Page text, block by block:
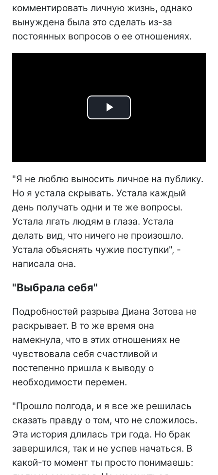
комментировать личную жизнь, однако
вынуждена была это сделать из-за
постоянных вопросов о ее отношениях.
Play
"Я не люблю выносить личное на публику.
Но я устала скрывать. Устала каждый
день получать одни и те же вопросы.
Устала лгать людям в глаза. Устала
делать вид, что ничего не произошло.
Устала объяснять чужие поступки", -
написала она.
"Выбрала себя"
Подробностей разрыва Диана Зотова не
раскрывает. В то же время она
намекнула, что в этих отношениях не
чувствовала себя счастливой и
постепенно пришла к выводу о
необходимости перемен.
"Прошло полгода, и я все же решилась
сказать правду о том, что не сложилось.
Эта история длилась три года. Но брак
завершился, так и не успев начаться. В
какой-то момент ты просто понимаешь: